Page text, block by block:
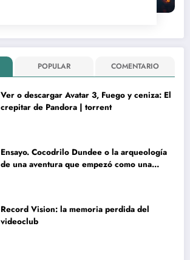
POPULAR COMENTARIO
Ver o descargar Avatar 3, Fuego y ceniza: El
crepitar de Pandora | torrent
Ensayo. Cocodrilo Dundee o la arqueología
de una aventura que empezó como una
Record Vision: la memoria perdida del
videoclub